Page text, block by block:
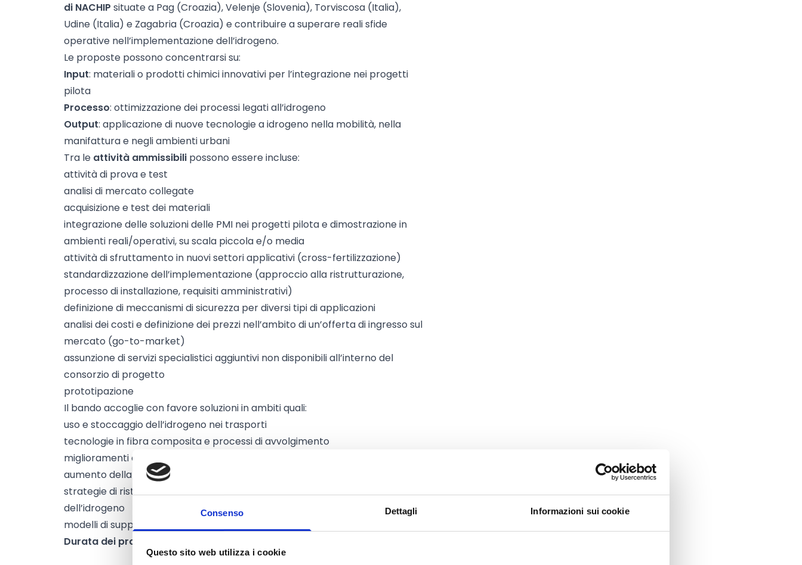
Consenso Dettagli Informazioni sui cookie
Questo sito web utilizza i cookie
di NACHIP situate a Pag (Croazia), Velenje (Slovenia), Torviscosa (Italia),
Udine (Italia) e Zagabria (Croazia) e contribuire a superare reali sfide
operative nell’implementazione dell’idrogeno.
Le proposte possono concentrarsi su:
Input: materiali o prodotti chimici innovativi per l’integrazione nei progetti
pilota
Processo: ottimizzazione dei processi legati all’idrogeno
Output: applicazione di nuove tecnologie a idrogeno nella mobilità, nella
manifattura e negli ambienti urbani
Tra le attività ammissibili possono essere incluse:
attività di prova e test
analisi di mercato collegate
acquisizione e test dei materiali
integrazione delle soluzioni delle PMI nei progetti pilota e dimostrazione in
ambienti reali/operativi, su scala piccola e/o media
attività di sfruttamento in nuovi settori applicativi (cross-fertilizzazione)
standardizzazione dell’implementazione (approccio alla ristrutturazione,
processo di installazione, requisiti amministrativi)
definizione di meccanismi di sicurezza per diversi tipi di applicazioni
analisi dei costi e definizione dei prezzi nell’ambito di un’offerta di ingresso sul
mercato (go-to-market)
assunzione di servizi specialistici aggiuntivi non disponibili all’interno del
consorzio di progetto
prototipazione
Il bando accoglie con favore soluzioni in ambiti quali:
uso e stoccaggio dell’idrogeno nei trasporti
tecnologie in fibra composita e processi di avvolgimento
miglioramenti della durata e dell’efficienza dei catalizzatori
aumento della compattezza e miglioramenti di design per i sistemi DHR
strategie di ristrutturazione edilizia che consentano l’integrazione
dell’idrogeno
modelli di supporto alle decisioni e strumenti di valutazione dei componenti
Durata dei progetti: